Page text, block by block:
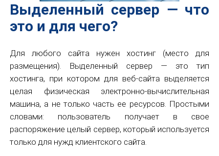
Выделенный сервер — что
это и для чего?
Для любого сайта нужен хостинг (место для
размещения). Выделенный сервер — это тип
хостинга, при котором для веб-сайта выделяется
целая физическая электронно-вычислительная
машина, а не только часть ее ресурсов. Простыми
словами: пользователь получает в свое
распоряжение целый сервер, который используется
только для нужд клиентского сайта.